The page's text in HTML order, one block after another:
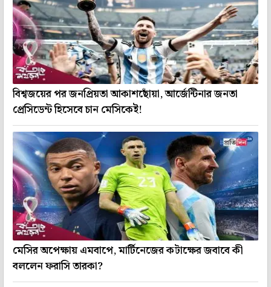
বিশ্বজয়ের পর জনপ্রিয়তা আকাশছোঁয়া, আর্জেন্টিনার জনতা
প্রেসিডেন্ট হিসেবে চান মেসিকেই!
মেসির অপেক্ষায় এমবাপে, মার্টিনেজের কটাক্ষের জবাবে কী
বললেন ফরাসি তারকা?